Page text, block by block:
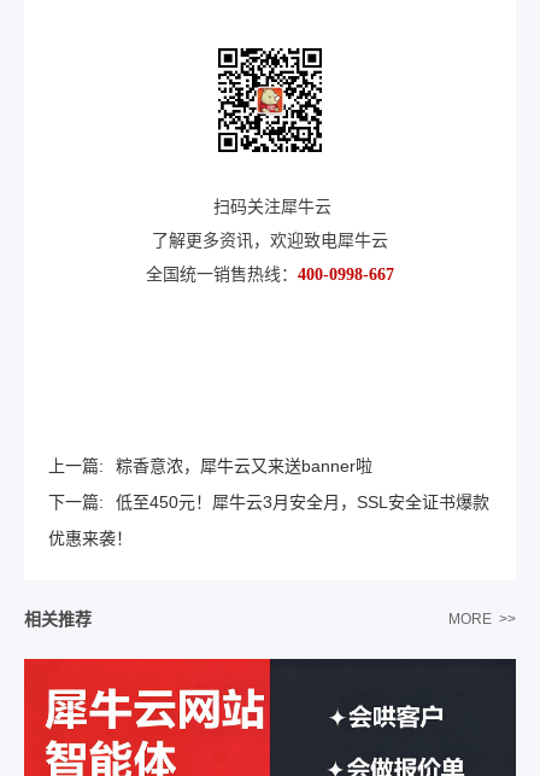
扫码关注犀牛云
了解更多资讯，欢迎致电犀牛云
全国统一销售热线： 400-0998-667
上一篇:
粽香意浓，犀牛云又来送banner啦
下一篇:
低至450元！犀牛云3月安全月，SSL安全证书爆款
优惠来袭！
相关推荐 MORE >>